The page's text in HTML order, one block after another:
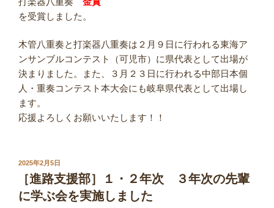
を受賞しました。
木管八重奏と打楽器八重奏は２月９日に行われる東海ア
ンサンブルコンテスト（可児市）に県代表として出場が
決まりました。また、３月２３日に行われる中部日本個
人・重奏コンテスト本大会にも岐阜県代表として出場し
ます。
応援よろしくお願いいたします！！
投
日:
2025年2月5日
［進路支援部］１・２年次 ３年次の先輩
に学ぶ会を実施しました